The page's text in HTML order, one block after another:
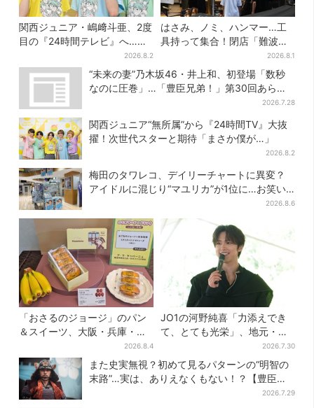
関西ジュニア・嶋﨑斗亜、2度
目の『24時間テレビ』へ…ほ
かのメンバーに助言「サポー
ターたるもの」
2026.8.2
はさみ、ノミ、ハンマー…工
具持って集合！閉店「難波ベ
アーズ」最終日400人超…最
後は「もう帰ってください」
2026.8.1
“未来の妻”乃木坂46・井上和、初登場「数秒
なのに圧巻」…「豊臣兄弟！」第30回あらす
2026.7.28
関西ジュニア“無所属”から『24時間TV』大抜
擢！次世代スターと期待「まさか僕が…」
2026.8.2
梅田のタワレコ、デイリーチャートに異変？
アイドルに混じり“マユリカ”が1位に…お笑い
2026.8.6
「おさるのジョージ」のパン
＆スイーツ、大阪・兵庫・京
都限定で【きょうから】発売
スタート
2026.8.4
JO1の河野純喜「力添えでき
て、とても光栄」、地元・奈
良へ凱旋！学生時代の思い出
エピソードも
2026.7.30
また史実無視？初めて見るパターンの“明智の
末路”…実は、ありえなくもない！？【豊臣兄
2026.7.29